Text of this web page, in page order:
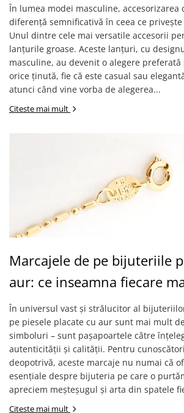
În lumea modei masculine, accesorizarea
diferență semnificativă în ceea ce
Unul dintre cele mai versatile accesorii
lanțurile groase. Aceste lanțuri, cu
masculine, au devenit o alegere
orice ținută, fie că este casual sau
atunci când vine vorba de alegerea...
Citeste mai mult
Marcajele de pe bijuteriile
aur: ce inseamna fiecare
În universul vast și strălucitor al
pe piesele placate cu aur sunt mai mult
simboluri – sunt pașapoartele către
autenticității și calității. Pentru
deopotrivă, aceste marcaje nu numai că
esențiale despre bijuteria pe care o
apreciem meșteșugul și arta din spatele
Citeste mai mult